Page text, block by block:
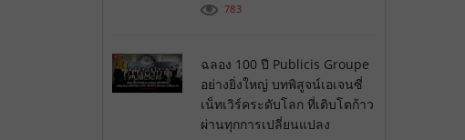
783
ฉลอง 100 ปี Publicis Groupe
อย่างยิ่งใหญ่ บทพิสูจน์เอเจนซี่
เน็ทเวิร์คระดับโลก ที่เติบโตก้าว
ผ่านทุกการเปลี่ยนแปลง